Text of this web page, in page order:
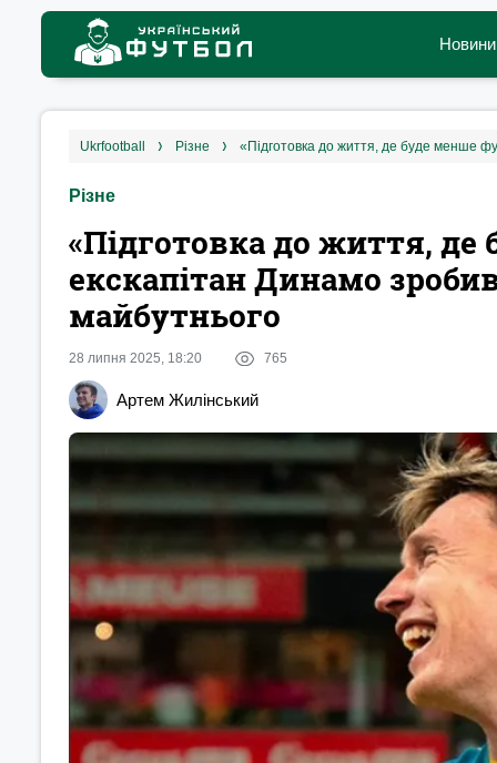
Новини
ukrfootball різне
Різне
«Підготовка до життя,
екскапітан Динамо
майбутнього
28 липня 2025, 18:20 765
Артем Жилінський